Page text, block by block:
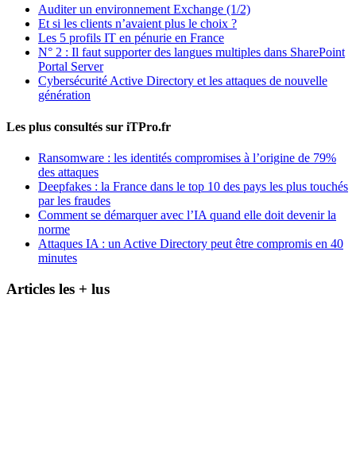
Auditer un environnement Exchange (1/2)
Et si les clients n’avaient plus le choix ?
Les 5 profils IT en pénurie en France
N° 2 : Il faut supporter des langues multiples dans SharePoint
Portal Server
Cybersécurité Active Directory et les attaques de nouvelle
génération
Les plus consultés sur iTPro.fr
Ransomware : les identités compromises à l’origine de 79%
des attaques
Deepfakes : la France dans le top 10 des pays les plus touchés
par les fraudes
Comment se démarquer avec l’IA quand elle doit devenir la
norme
Attaques IA : un Active Directory peut être compromis en 40
minutes
Articles les + lus